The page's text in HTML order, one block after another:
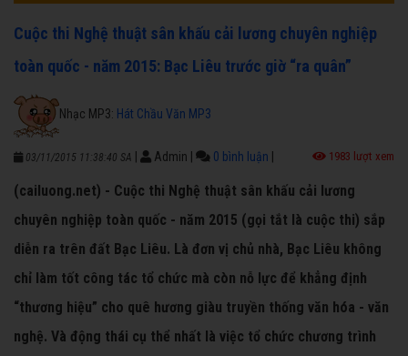
Cuộc thi Nghệ thuật sân khấu cải lương chuyên nghiệp
toàn quốc - năm 2015: Bạc Liêu trước giờ “ra quân”
Nhạc MP3: Hát Chầu Văn MP3
03/11/2015 11:38:40 SA Admin 0 bình luận 1983 lượt xem
(cailuong.net) - Cuộc thi Nghệ thuật sân khấu cải lương
chuyên nghiệp toàn quốc - năm 2015 (gọi tắt là cuộc thi) sắp
diễn ra trên đất Bạc Liêu. Là đơn vị chủ nhà, Bạc Liêu không
chỉ làm tốt công tác tổ chức mà còn nỗ lực để khẳng định
“thương hiệu” cho quê hương giàu truyền thống văn hóa - văn
nghệ. Và động thái cụ thể nhất là việc tổ chức chương trình